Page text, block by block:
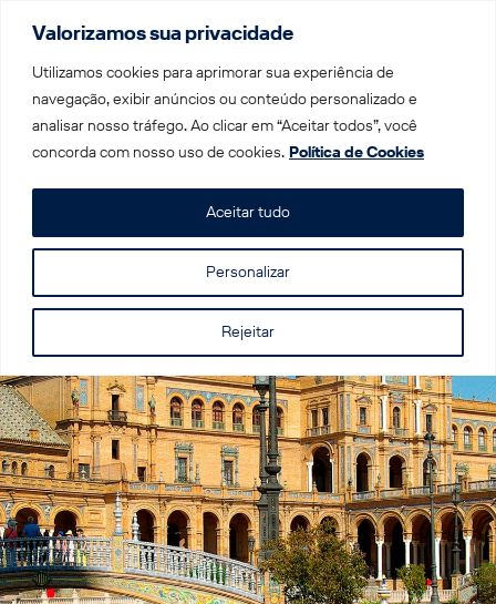
Valorizamos sua privacidade
Utilizamos cookies para aprimorar sua experiência de
navegação, exibir anúncios ou conteúdo personalizado e
analisar nosso tráfego. Ao clicar em “Aceitar todos”, você
concorda com nosso uso de cookies. Política de Cookies
Personalizar
Rejeitar
Aceitar tudo
Home | Trens por Destino | Trem na Espanha | Sevilha
Sevilha